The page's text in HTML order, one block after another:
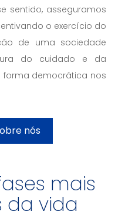
sentido, asseguramos
o exercício do
de uma sociedade
do cuidado e da
democrática nos
nós
mais
da vida